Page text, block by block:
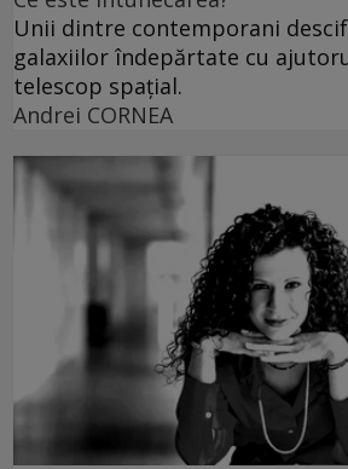
Unii dintre contemporani
galaxiilor îndepărtate cu
telescop spațial.
Andrei CORNEA